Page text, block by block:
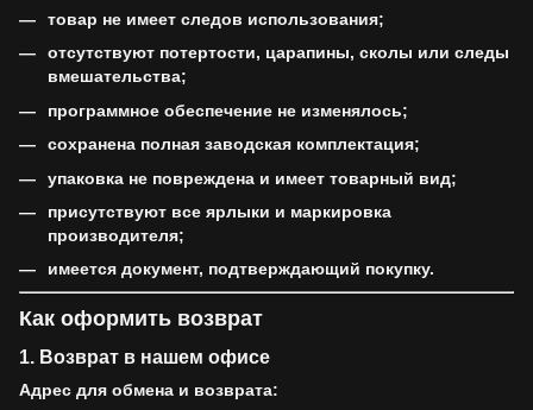
товар не имеет следов использования;
отсутствуют потертости, царапины, сколы или следы
вмешательства;
программное обеспечение не изменялось;
сохранена полная заводская комплектация;
упаковка не повреждена и имеет товарный вид;
присутствуют все ярлыки и маркировка
производителя;
имеется документ, подтверждающий покупку.
Как оформить возврат
1. Возврат в нашем офисе
Адрес для обмена и возврата: